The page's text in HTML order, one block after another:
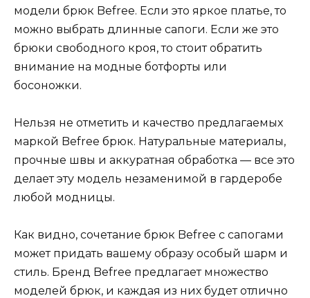
модели брюк Befree. Если это яркое платье, то
можно выбрать длинные сапоги. Если же это
брюки свободного кроя, то стоит обратить
внимание на модные ботфорты или
босоножки.
Нельзя не отметить и качество предлагаемых
маркой Befree брюк. Натуральные материалы,
прочные швы и аккуратная обработка — все это
делает эту модель незаменимой в гардеробе
любой модницы.
Как видно, сочетание брюк Befree с сапогами
может придать вашему образу особый шарм и
стиль. Бренд Befree предлагает множество
моделей брюк, и каждая из них будет отлично